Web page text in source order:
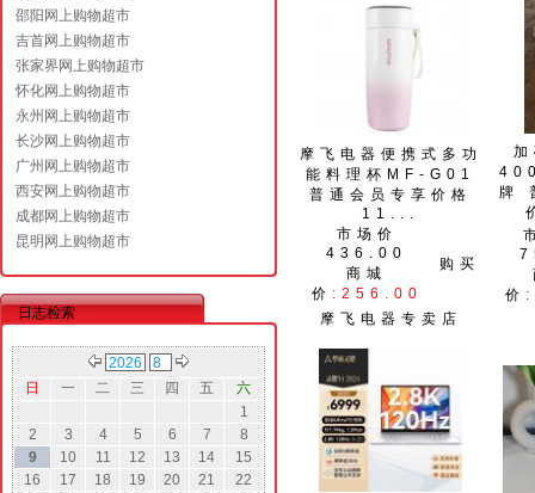
邵阳网上购物超市
吉首网上购物超市
张家界网上购物超市
怀化网上购物超市
永州网上购物超市
长沙网上购物超市
广州网上购物超市
西安网上购物超市
成都网上购物超市
昆明网上购物超市
日志检索
日 一 二 三 四 五
六
1
2
3 4 5 6 7
8
9
10 11 12 13 14
15
16
17 18 19 20 21
22
摩飞电器便携式多功
能料理杯MF-G01
普通会员专享价格
11...
市场价
436.00
购买
商城
价 :256.00
摩飞电器专卖店
牌
价